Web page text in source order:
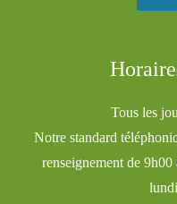
Tous les
Notre standard
renseignement de